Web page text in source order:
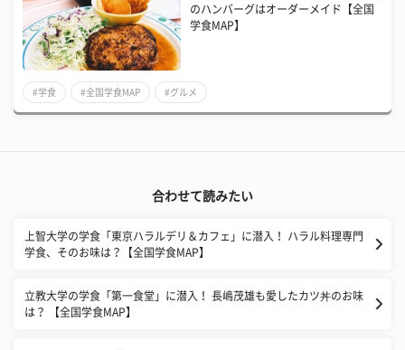
のハンバーグはオーダーメイド【全国
学食MAP】
#学食 #全国学食MAP #グルメ
合わせて読みたい
上智大学の学食「東京ハラルデリ＆カフェ」に潜入！ ハラル料理専門
学食、そのお味は？【全国学食MAP】
立教大学の学食「第一食堂」に潜入！ 長嶋茂雄も愛したカツ丼のお味
は？ 【全国学食MAP】